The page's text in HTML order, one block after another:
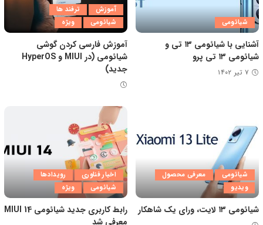
شیائومی
آشنایی با شیائومی ۱۳ تی و
شیائومی ۱۳ تی پرو
۷ تیر ۱۴۰۲
آموزش
ترفند ها
شیائومی
ویژه
آموزش فارسی کردن گوشی
شیائومی (در MIUI و HyperOS
جدید)
شیائومی
معرفی محصول
ویدیو
شیائومی ۱۳ لایت، ورای یک شاهکار
اخبار فناوری
رویدادها
شیائومی
ویژه
رابط کاربری جدید شیائومی MIUI 14
معرفی شد